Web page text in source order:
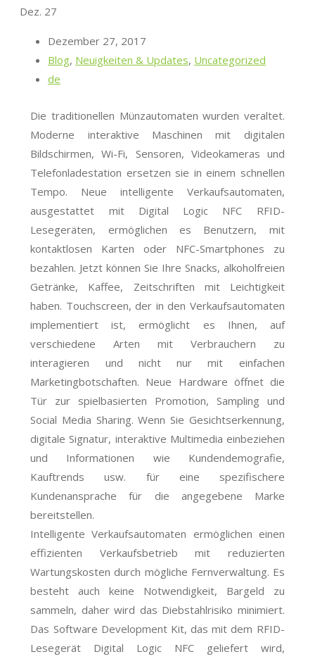
Dez. 27
Dezember 27, 2017
Blog, Neuigkeiten & Updates, Uncategorized
de
Die traditionellen Münzautomaten wurden veraltet.
Moderne interaktive Maschinen mit digitalen
Bildschirmen, Wi-Fi, Sensoren, Videokameras und
Telefonladestation ersetzen sie in einem schnellen
Tempo. Neue intelligente Verkaufsautomaten,
ausgestattet mit Digital Logic NFC RFID-
Lesegeräten, ermöglichen es Benutzern, mit
kontaktlosen Karten oder NFC-Smartphones zu
bezahlen. Jetzt können Sie Ihre Snacks, alkoholfreien
Getränke, Kaffee, Zeitschriften mit Leichtigkeit
haben. Touchscreen, der in den Verkaufsautomaten
implementiert ist, ermöglicht es Ihnen, auf
verschiedene Arten mit Verbrauchern zu
interagieren und nicht nur mit einfachen
Marketingbotschaften. Neue Hardware öffnet die
Tür zur spielbasierten Promotion, Sampling und
Social Media Sharing. Wenn Sie Gesichtserkennung,
digitale Signatur, interaktive Multimedia einbeziehen
und Informationen wie Kundendemografie,
Kauftrends usw. für eine spezifischere
Kundenansprache für die angegebene Marke
bereitstellen.
Intelligente Verkaufsautomaten ermöglichen einen
effizienten Verkaufsbetrieb mit reduzierten
Wartungskosten durch mögliche Fernverwaltung. Es
besteht auch keine Notwendigkeit, Bargeld zu
sammeln, daher wird das Diebstahlrisiko minimiert.
Das Software Development Kit, das mit dem RFID-
Lesegerät Digital Logic NFC geliefert wird,